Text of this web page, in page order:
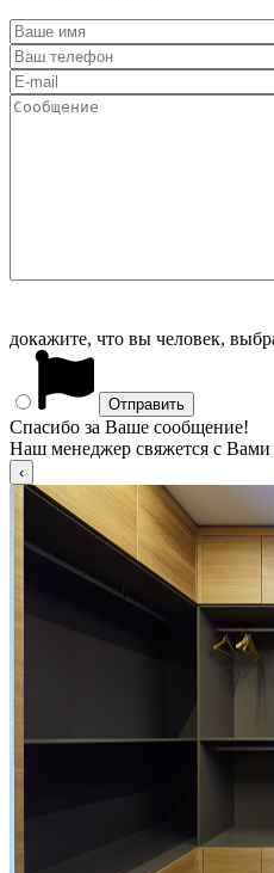
докажите, что вы человек,
Спасибо за Ваше сообщение!
Наш менеджер свяжется с